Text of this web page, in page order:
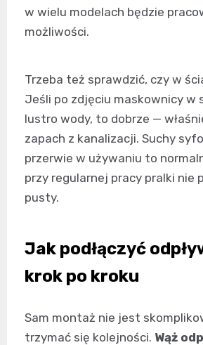
w wielu modelach będzie
możliwości.
Trzeba też sprawdzić, czy w
Jeśli po zdjęciu maskownicy w
lustro wody, to dobrze —
zapach z kanalizacji. Suchy
przerwie w używaniu to
przy regularnej pracy pralki nie
pusty.
Jak podłączyć
krok po kroku
Sam montaż nie jest
trzymać się kolejności. Wąż